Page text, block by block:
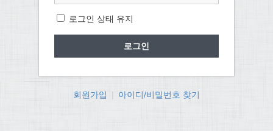
로그인 상태 유지
회원가입 아이디/비밀번호 찾기